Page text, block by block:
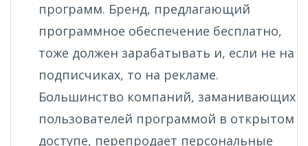
программ. Бренд, предлагающий
программное обеспечение бесплатно,
тоже должен зарабатывать и, если не на
подписчиках, то на рекламе.
Большинство компаний, заманивающих
пользователей программой в открытом
доступе, перепродает персональные